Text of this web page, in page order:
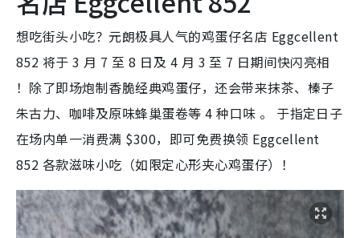
852 将于 3 月 7 至 8 日及 4 月 3 至 7 日期间快闪亮相
！除了即场炮制香脆经典鸡蛋仔，还会带来抹茶、榛子
朱古力、咖啡及原味蜂巢蛋卷等 4 种口味 。 于指定日子
在场内单一消费满 $300，即可免费换领 Eggcellent
852 各款滋味小吃（如限定心形夹心鸡蛋仔）！